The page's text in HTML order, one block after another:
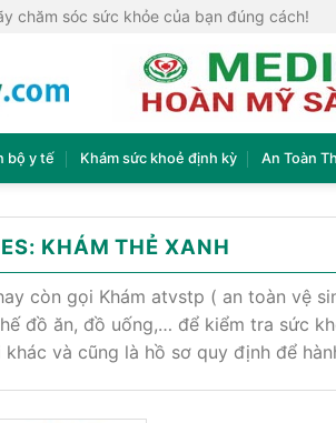
chăm sóc sức khỏe của bạn đúng cách!
bộ y tế Khám sức khoẻ định kỳ An Toàn
KHÁM THẺ XANH
còn gọi Khám atvstp ( an toàn vệ
đồ ăn, đồ uống,… để kiểm tra sức
khác và cũng là hồ sơ quy định để